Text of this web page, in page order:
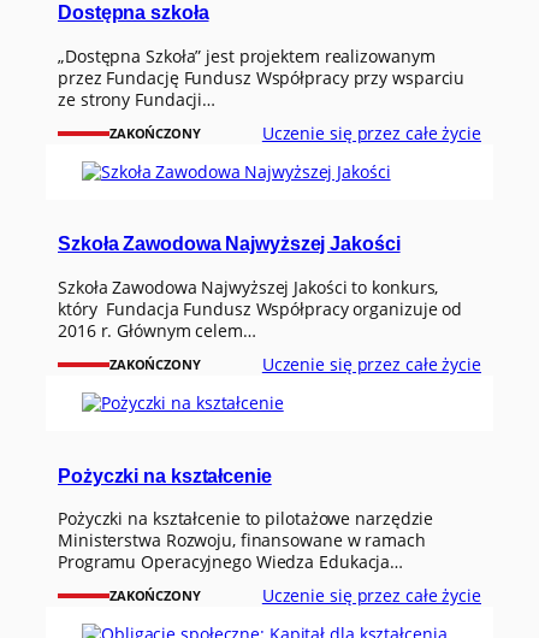
Dostępna szkoła
„Dostępna Szkoła” jest projektem realizowanym
przez Fundację Fundusz Współpracy przy wsparciu
ze strony Fundacji…
ZAKOŃCZONY Uczenie się przez całe życie
Szkoła Zawodowa Najwyższej Jakości
Szkoła Zawodowa Najwyższej Jakości to konkurs,
który Fundacja Fundusz Współpracy organizuje od
2016 r. Głównym celem…
ZAKOŃCZONY Uczenie się przez całe życie
Pożyczki na kształcenie
Pożyczki na kształcenie to pilotażowe narzędzie
Ministerstwa Rozwoju, finansowane w ramach
Programu Operacyjnego Wiedza Edukacja…
ZAKOŃCZONY Uczenie się przez całe życie